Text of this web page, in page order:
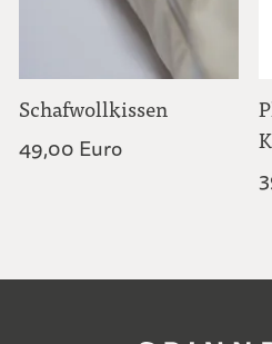
Schafwollkissen
49,00 Euro